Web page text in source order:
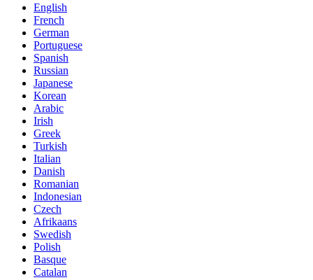
English
French
German
Portuguese
Spanish
Russian
Japanese
Korean
Arabic
Irish
Greek
Turkish
Italian
Danish
Romanian
Indonesian
Czech
Afrikaans
Swedish
Polish
Basque
Catalan